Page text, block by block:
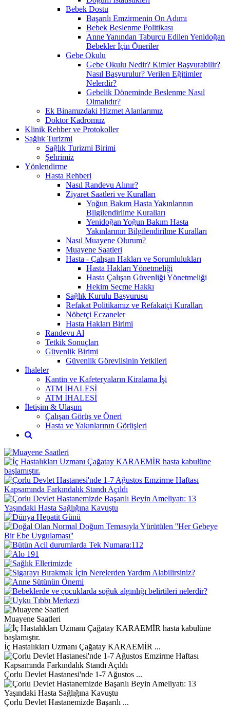
Bebek Dostu
Başarılı Emzirmenin On Adımı
Bebek Beslenme Politikası
Anne Yanından Taburcu Edilen Yenidoğan
Bebekler İçin Öneriler
Gebe Okulu
Gebe Okulu Nedir? Kimler Başvurabilir?
Nasıl Başvurulur? Verilen Eğitimler
Nelerdir?
Gebelik Döneminde Beslenme Nasıl
Olmalıdır?
Ek Binamızdaki Hizmet Alanlarımız
Doktor Kadromuz
Klinik Rehber ve Protokoller
Sağlık Turizmi
Sağlık Turizmi Birimi
Şehrimiz
Yönlendirme
Hasta Rehberi
Nasıl Randevu Alınır?
Ziyaret Saatleri ve Kuralları
Yoğun Bakım Hasta Yakınlarının
Bilgilendirilme Kuralları
Yenidoğan Yoğun Bakım Hasta
Yakınlarının Bilgilendirilme Kuralları
Nasıl Muayene Olurum?
Muayene Saatleri
Hasta - Çalışan Hakları ve Sorumlulukları
Hasta Hakları Yönetmeliği
Hasta Çalışan Güvenliği Yönetmeliği
Hekim Seçme Hakkı
Sağlık Kurulu Başvurusu
Refakat Politikamız ve Refakatçi Kuralları
Nöbetçi Eczaneler
Hasta Hakları Birimi
Randevu Al
Tetkik Sonuçları
Güvenlik Birimi
Güvenlik Görevlisinin Yetkileri
İhaleler
Kantin ve Kafeteryaların Kiralama İşi
ATM İHALESİ
ATM İHALESİ
İletişim & Ulaşım
Çalışan Görüş ve Öneri
Hasta ve Yakınlarının Görüşleri
Muayene Saatleri
İç Hastalıkları Uzmanı Çağatay KARAEMİR ...
Çorlu Devlet Hastanesi'nde 1-7 Ağustos ...
Çorlu Devlet Hastanemizde Başarılı ...